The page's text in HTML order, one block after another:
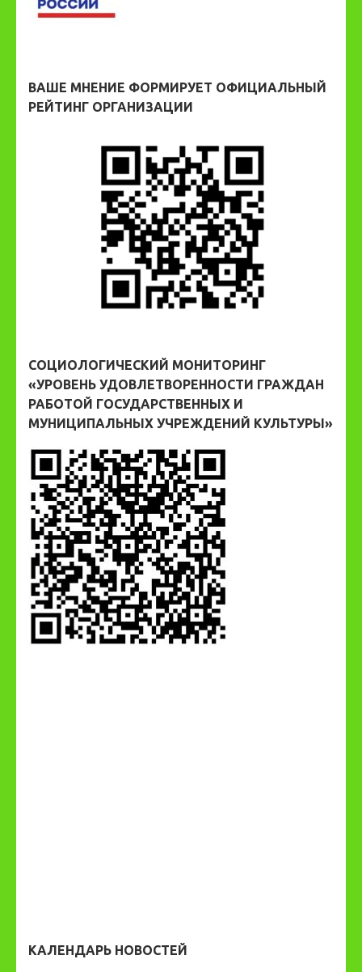
ВАШЕ МНЕНИЕ ФОРМИРУЕТ ОФИЦИАЛЬНЫЙ
РЕЙТИНГ ОРГАНИЗАЦИИ
СОЦИОЛОГИЧЕСКИЙ МОНИТОРИНГ
«УРОВЕНЬ УДОВЛЕТВОРЕННОСТИ ГРАЖДАН
РАБОТОЙ ГОСУДАРСТВЕННЫХ И
МУНИЦИПАЛЬНЫХ УЧРЕЖДЕНИЙ КУЛЬТУРЫ»
КАЛЕНДАРЬ НОВОСТЕЙ